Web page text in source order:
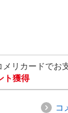
リカードでお
ト獲得
コ